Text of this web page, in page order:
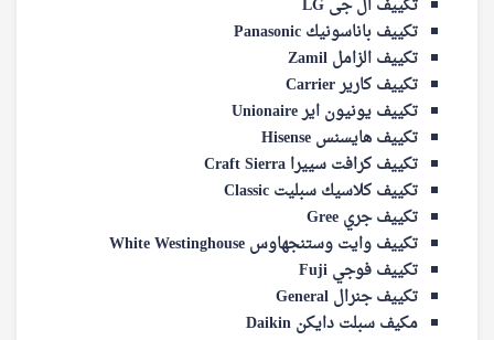
تكييف باناسونيك Panasonic
تكييف الزامل Zamil
تكييف كارير Carrier
تكييف يونيون اير Unionaire
تكييف هايسنس Hisense
تكييف كرافت سييرا Craft Sierra
تكييف كلاسيك سبليت Classic
تكييف جري Gree
تكييف وايت وستنجهاوس White Westinghouse
تكييف فوجي Fuji
تكييف جنرال General
مكيف سبلت دايكن Daikin